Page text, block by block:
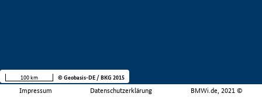
Impressum Datenschutzerklärung BMWi.de, 2021 ©
100 km © Geobasis-DE / BKG 2015